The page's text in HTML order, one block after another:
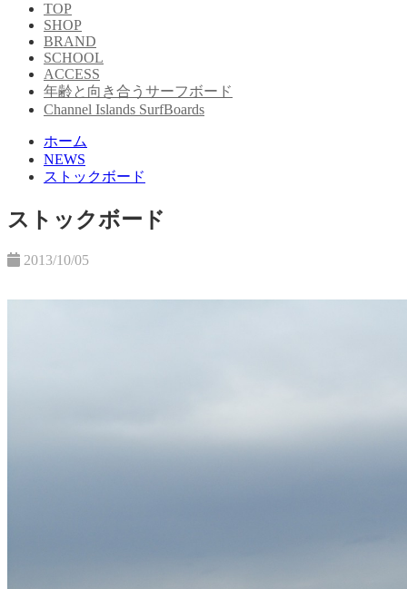
TOP
SHOP
BRAND
SCHOOL
ACCESS
年齢と向き合うサーフボード
Channel Islands SurfBoards
ホーム
NEWS
ストックボード
ストックボード
2013/10/05